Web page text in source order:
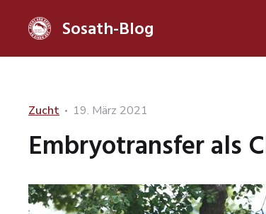
Sosath-Blog
Categories
Zucht
Posted
19. März 2021
Embryotransfer als